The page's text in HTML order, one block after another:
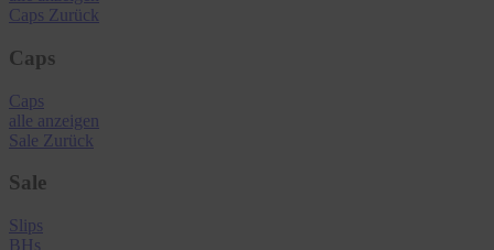
Caps Zurück
Caps
Caps
alle anzeigen
Sale Zurück
Sale
Slips
BHs